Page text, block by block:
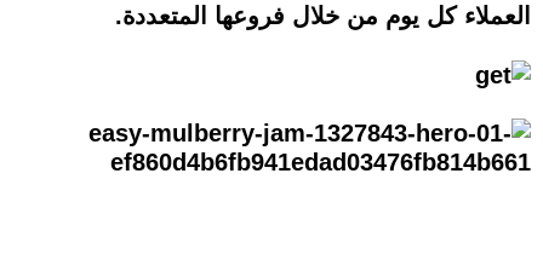
العملاء كل يوم من خلال فروعها المتعددة.